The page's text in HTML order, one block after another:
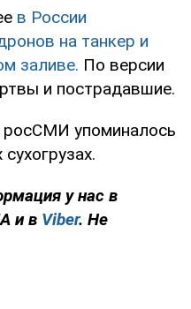
в России
на танкер и
заливе. По версии
и пострадавшие.
упоминалось
у нас в
и в Viber. Не